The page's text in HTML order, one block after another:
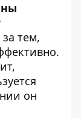
тем,
он